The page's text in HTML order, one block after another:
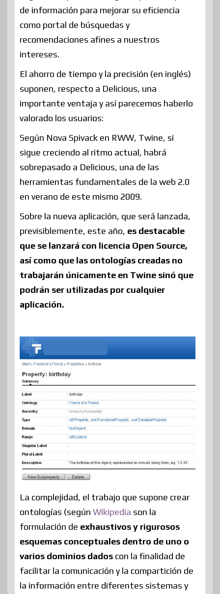
de información para mejorar su eficiencia
como portal de búsquedas y
recomendaciones afines a nuestros
intereses.
El ahorro de tiempo y la precisión (en inglés)
suponen, respecto a Delicious, una
importante ventaja y así parecemos haberlo
valorado los usuarios:
Según Nova Spivack en RWW, Twine, si
sigue creciendo al ritmo actual, habrá
sobrepasado a Delicious, una de las
herramientas fundamentales de la web 2.0
en verano de este mismo 2009.
Sobre la nueva aplicación, que será lanzada,
previsiblemente, este año, es destacable
que se lanzará con licencia Open Source,
así como que las ontologías creadas no
trabajarán únicamente en Twine sinó que
podrán ser utilizadas por cualquier
aplicación.
La complejidad, el trabajo que supone crear
ontologías (según Wikipedia son la
formulación de exhaustivos y rigurosos
esquemas conceptuales dentro de uno o
varios dominios dados con la finalidad de
facilitar la comunicación y la compartición de
la información entre diferentes sistemas y